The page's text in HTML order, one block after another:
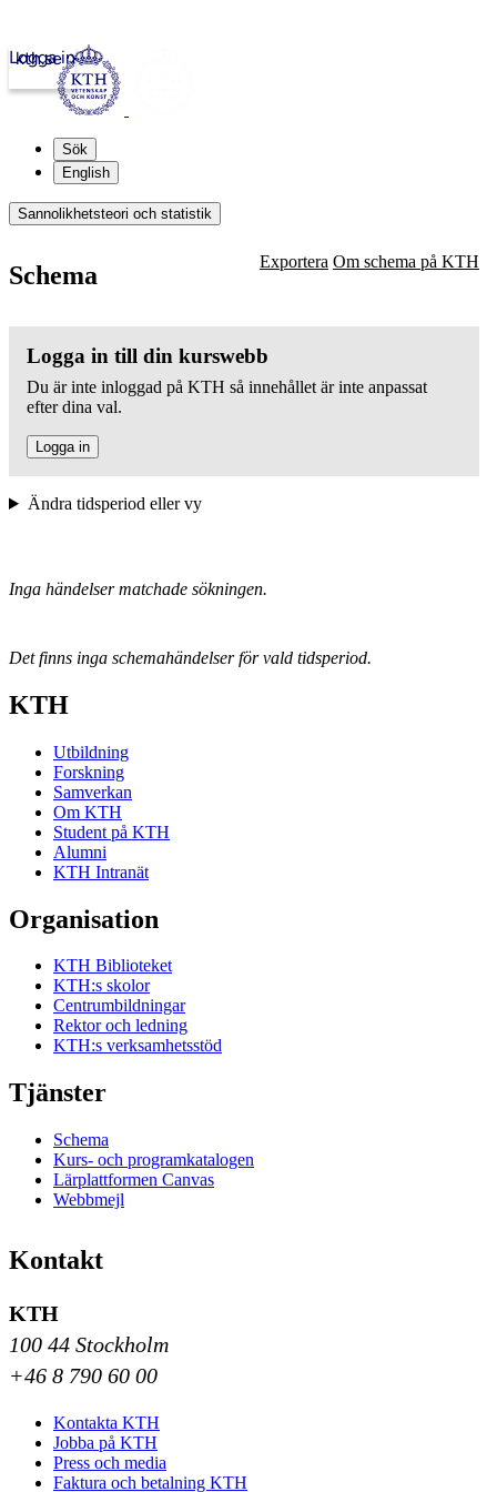
kth.se
Logga in
Sök
English
Sannolikhetsteori och statistik
Schema Exportera Om schema på KTH
Logga in till din kurswebb
Du är inte inloggad på KTH så innehållet är inte anpassat
efter dina val.
Logga in
Ändra tidsperiod eller vy
Inga händelser matchade sökningen.
Det finns inga schemahändelser för vald tidsperiod.
KTH
Utbildning
Forskning
Samverkan
Om KTH
Student på KTH
Alumni
KTH Intranät
Organisation
KTH Biblioteket
KTH:s skolor
Centrumbildningar
Rektor och ledning
KTH:s verksamhetsstöd
Tjänster
Schema
Kurs- och programkatalogen
Lärplattformen Canvas
Webbmejl
Kontakt
KTH
100 44 Stockholm
+46 8 790 60 00
Kontakta KTH
Jobba på KTH
Press och media
Faktura och betalning KTH